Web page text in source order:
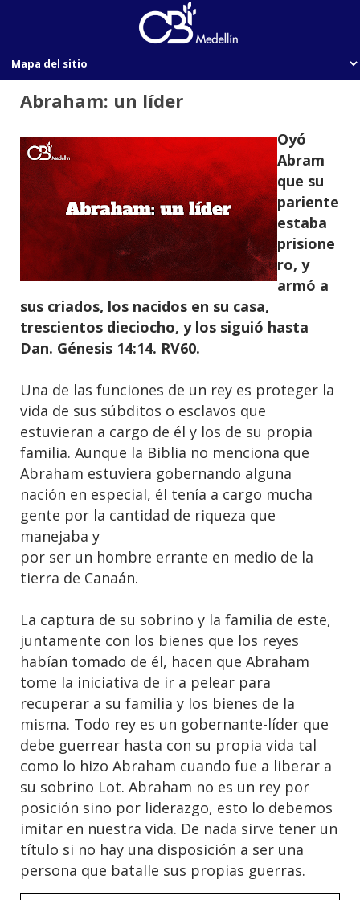
Abraham: un líder
Oyó
Abram
que su
pariente
estaba
prisione
ro, y
armó a
sus criados, los nacidos en su casa,
trescientos dieciocho, y los siguió hasta
Dan. Génesis 14:14. RV60.
Una de las funciones de un rey es proteger la
vida de sus súbditos o esclavos que
estuvieran a cargo de él y los de su propia
familia. Aunque la Biblia no menciona que
Abraham estuviera gobernando alguna
nación en especial, él tenía a cargo mucha
gente por la cantidad de riqueza que
manejaba y
por ser un hombre errante en medio de la
tierra de Canaán.
La captura de su sobrino y la familia de este,
juntamente con los bienes que los reyes
habían tomado de él, hacen que Abraham
tome la iniciativa de ir a pelear para
recuperar a su familia y los bienes de la
misma. Todo rey es un gobernante-líder que
debe guerrear hasta con su propia vida tal
como lo hizo Abraham cuando fue a liberar a
su sobrino Lot. Abraham no es un rey por
posición sino por liderazgo, esto lo debemos
imitar en nuestra vida. De nada sirve tener un
título si no hay una disposición a ser una
persona que batalle sus propias guerras.